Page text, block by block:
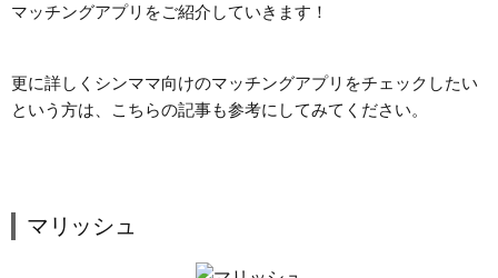
マッチングアプリをご紹介していきます！
更に詳しくシンママ向けのマッチングアプリをチェックしたい
という方は、こちらの記事も参考にしてみてください。
マリッシュ